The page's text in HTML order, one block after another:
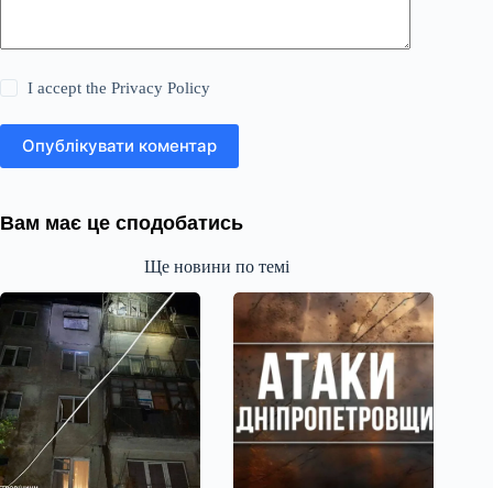
I accept thePrivacy Policy
Опублікувати коментар
Вам має це сподобатись
Ще новини по темі